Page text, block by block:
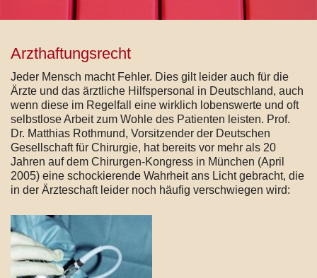
Arzthaftungsrecht
Jeder Mensch macht Fehler. Dies gilt leider auch für die
Ärzte und das ärztliche Hilfspersonal in Deutschland, auch
wenn diese im Regelfall eine wirklich lobenswerte und oft
selbstlose Arbeit zum Wohle des Patienten leisten. Prof.
Dr. Matthias Rothmund, Vorsitzender der Deutschen
Gesellschaft für Chirurgie, hat bereits vor mehr als 20
Jahren auf dem Chirurgen-Kongress in München (April
2005) eine schockierende Wahrheit ans Licht gebracht, die
in der Ärzteschaft leider noch häufig verschwiegen wird: